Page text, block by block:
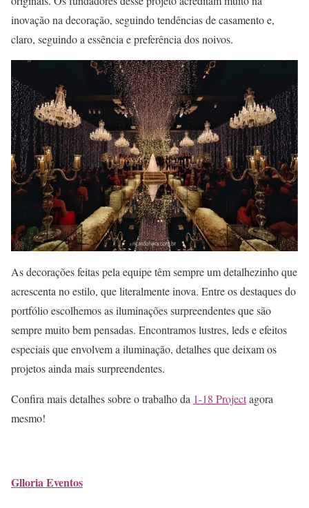
inovação na decoração, seguindo tendências de casamento e,
claro, seguindo a essência e preferência dos noivos.
As decorações feitas pela equipe têm sempre um detalhezinho que
acrescenta no estilo, que literalmente inova. Entre os destaques do
portfólio escolhemos as iluminações surpreendentes que são
sempre muito bem pensadas. Encontramos lustres, leds e efeitos
especiais que envolvem a iluminação, detalhes que deixam os
projetos ainda mais surpreendentes.
Confira mais detalhes sobre o trabalho da 1-18 Projectagora
mesmo!
Glloria Eventos